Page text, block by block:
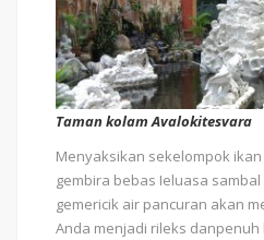
Taman kolam Avalokitesvara
Menyaksikan sekelompok
gembira bebas Ieluasa
gemericik air pancuran akan
Anda menjadi rileks